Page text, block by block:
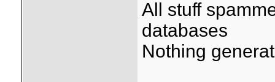
All stuff
databases
Nothing